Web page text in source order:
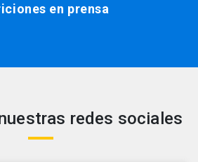
en prensa
redes sociales